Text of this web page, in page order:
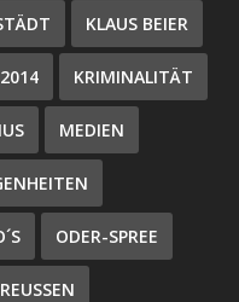
KLAUS BEIER
KRIMINALITÄT
MEDIEN
ODER-SPREE